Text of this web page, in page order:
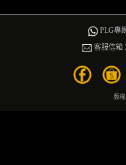
PLG專
客服信箱
版